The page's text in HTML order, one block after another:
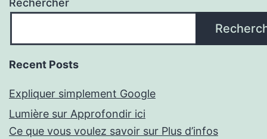
Rechercher
Recent Posts
Expliquer simplement Google
Lumière sur Approfondir ici
Ce que vous voulez savoir sur Plus d’infos